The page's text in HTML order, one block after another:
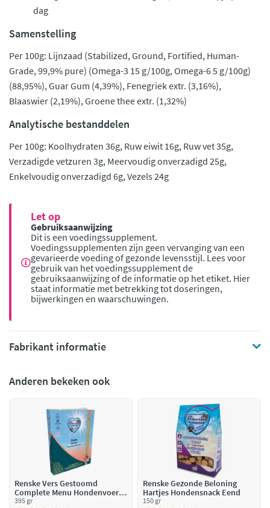
dag
Samenstelling
Per 100g: Lijnzaad (Stabilized, Ground, Fortified, Human-
Grade, 99,9% pure) (Omega-3 15 g/100g, Omega-6 5 g/100g)
(88,95%), Guar Gum (4,39%), Fenegriek extr. (3,16%),
Blaaswier (2,19%), Groene thee extr. (1,32%)
Analytische bestanddelen
Per 100g: Koolhydraten 36g, Ruw eiwit 16g, Ruw vet 35g,
Verzadigde vetzuren 3g, Meervoudig onverzadigd 25g,
Enkelvoudig onverzadigd 6g, Vezels 24g
Let op
Gebruiksaanwijzing
Dit is een voedingssupplement.
Voedingssupplementen zijn geen vervanging van een
gevarieerde voeding of gezonde levensstijl. Lees voor
gebruik van het voedingssupplement de
gebruiksaanwijzing of de informatie op het etiket. Hier
staat informatie met betrekking tot doseringen,
bijwerkingen en waarschuwingen.
Fabrikant informatie
Anderen bekeken ook
Renske Vers Gestoomd
Complete Menu Hondenvoer
Nat Zalm Graanvrij
395 gr
Renske Gezonde Beloning
Hartjes Hondensnack Eend
150 gr